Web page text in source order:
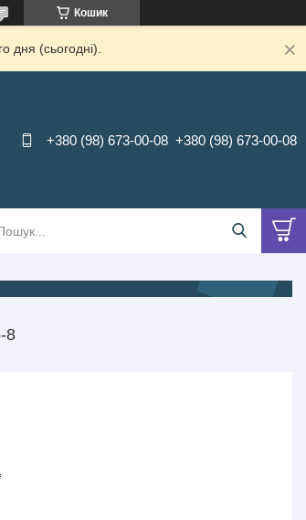
Кошик
дня (сьогодні).
+380 (98) 673-00-08 +380 (98) 673-00-08
8